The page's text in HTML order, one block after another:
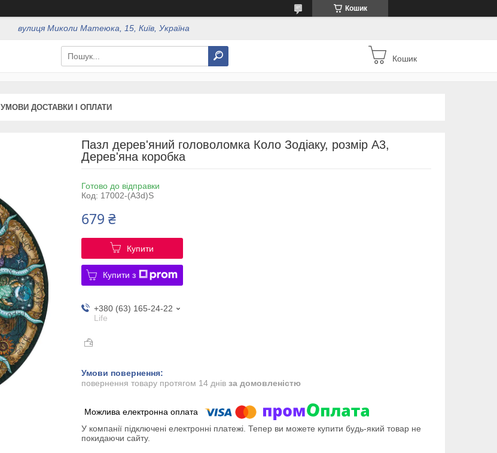
Кошик
вулиця Миколи Матеюка, 15, Київ, Україна
Кошик
УМОВИ ДОСТАВКИ І ОПЛАТИ
Пазл дерев'яний головоломка Коло Зодіаку, розмір А3,
Дерев'яна коробка
Готово до відправки
Код: 17002-(A3d)S
679 ₴
Купити
Купити з
+380 (63) 165-24-22
Life
повернення товару протягом 14 днів за домовленістю
У компанії підключені електронні платежі. Тепер ви можете купити будь-який товар не
покидаючи сайту.